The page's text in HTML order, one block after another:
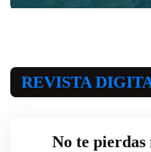
REVISTA
No te